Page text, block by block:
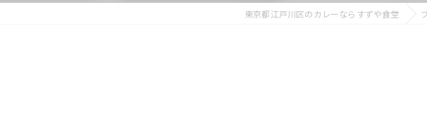
トッピング
東京都江戸川区のカレーならすずや食堂